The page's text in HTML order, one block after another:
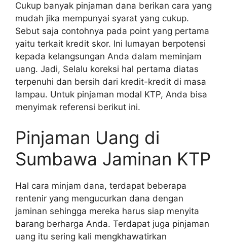
Cukup banyak pinjaman dana berikan cara yang
mudah jika mempunyai syarat yang cukup.
Sebut saja contohnya pada point yang pertama
yaitu terkait kredit skor. Ini lumayan berpotensi
kepada kelangsungan Anda dalam meminjam
uang. Jadi, Selalu koreksi hal pertama diatas
terpenuhi dan bersih dari kredit-kredit di masa
lampau. Untuk pinjaman modal KTP, Anda bisa
menyimak referensi berikut ini.
Pinjaman Uang di
Sumbawa Jaminan KTP
Hal cara minjam dana, terdapat beberapa
rentenir yang mengucurkan dana dengan
jaminan sehingga mereka harus siap menyita
barang berharga Anda. Terdapat juga pinjaman
uang itu sering kali mengkhawatirkan